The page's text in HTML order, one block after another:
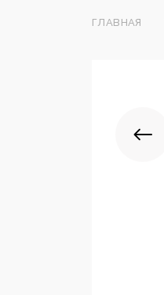
ГЛАВНАЯ